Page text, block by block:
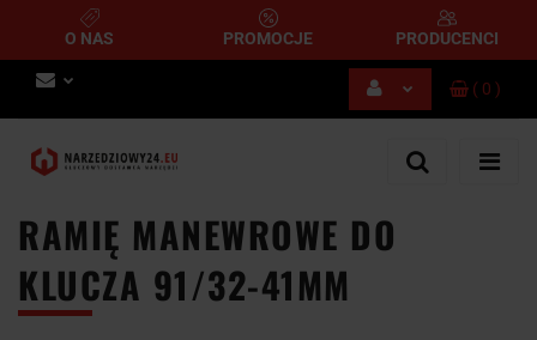
O NAS PROMOCJE PRODUCENCI
( 0 )
RAMIĘ MANEWROWE DO
KLUCZA 91/32-41MM